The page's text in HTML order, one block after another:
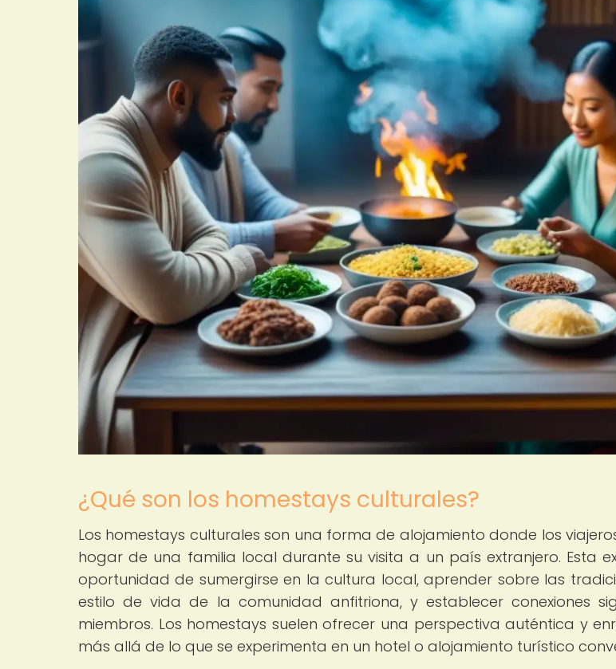
¿Qué son los homestays culturales?
Los homestays culturales son una forma de alojamiento donde los
hogar de una familia local durante su visita a un país extranjero. Esta
oportunidad de sumergirse en la cultura local, aprender sobre las
estilo de vida de la comunidad anfitriona, y establecer conexiones
miembros. Los homestays suelen ofrecer una perspectiva auténtica y
más allá de lo que se experimenta en un hotel o alojamiento turístico